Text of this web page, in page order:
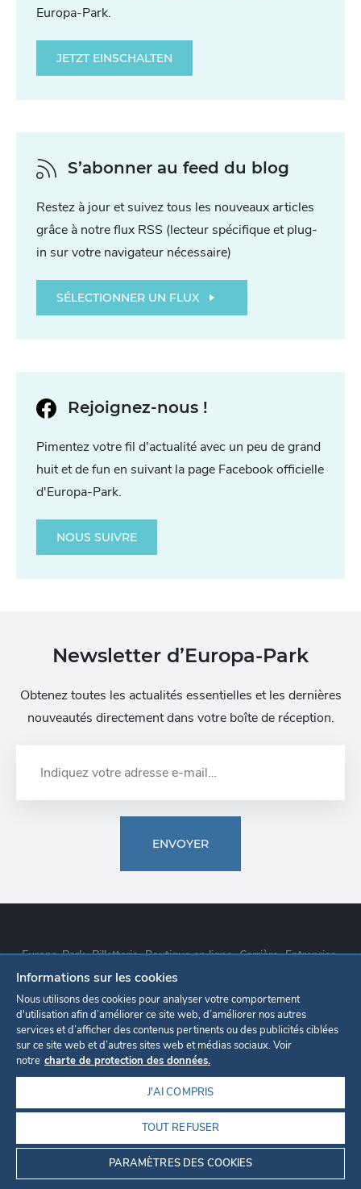
Europa-Park.
JETZT EINSCHALTEN
S’abonner au feed du blog
Restez à jour et suivez tous les nouveaux articles
grâce à notre flux RSS (lecteur spécifique et plug-
in sur votre navigateur nécessaire)
SÉLECTIONNER UN FLUX
Rejoignez-nous !
Pimentez votre fil d'actualité avec un peu de grand
huit et de fun en suivant la page Facebook officielle
d'Europa-Park.
NOUS SUIVRE
Newsletter d’Europa-Park
Obtenez toutes les actualités essentielles et les dernières
nouveautés directement dans votre boîte de réception.
ENVOYER
Europa-Park Billetterie Boutique en ligne Carrière Entreprise
Déclaration de confidentialité Paramètres des cookies
Mentions légales
©2026EUROPA-PARK GMBH & CO MACK KG
INFO@EUROPAPARK.DE
0049 7822 77-6688
Informations sur les cookies
Nous utilisons des cookies pour analyser votre comportement
d'utilisation afin d’améliorer ce site web, d’améliorer nos autres
services et d’afficher des contenus pertinents ou des publicités ciblées
sur ce site web et d’autres sites web et médias sociaux. Voir
notre charte de protection des données.
J'AI COMPRIS
TOUT REFUSER
PARAMÈTRES DES COOKIES